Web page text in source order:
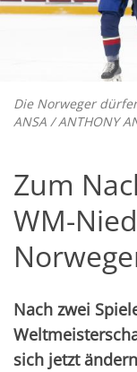
Die Norweger
ANSA / ANTHONY
Zum
WM-
Nach zwei
sich jetzt